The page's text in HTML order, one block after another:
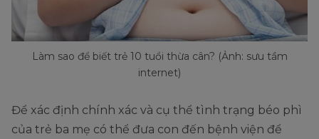
Làm sao để biết trẻ 10 tuổi thừa cân? (Ảnh: sưu tầm
internet)
Để xác định chính xác và cụ thể tình trạng béo phì
của trẻ ba mẹ có thể đưa con đến bệnh viện để